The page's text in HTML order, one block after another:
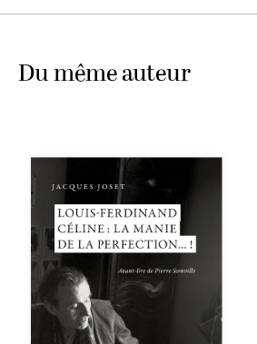
Du même auteur